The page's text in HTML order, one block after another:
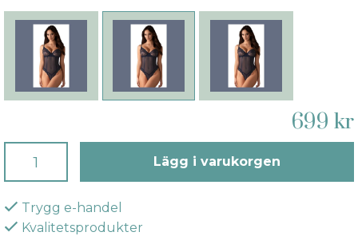
699 kr
Lägg i varukorgen
Trygg e-handel
Kvalitetsprodukter